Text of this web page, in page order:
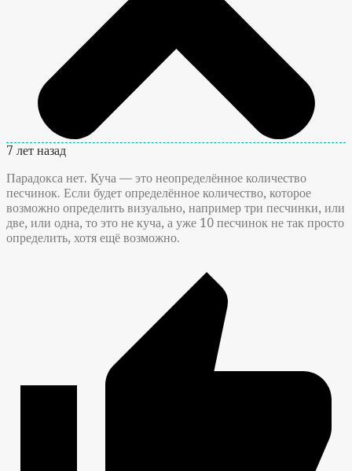
7 лет назад
Парадокса нет. Куча — это неопределённое количество
песчинок. Если будет определённое количество, которое
возможно определить визуально, например три песчинки, или
две, или одна, то это не куча, а уже 10 песчинок не так просто
определить, хотя ещё возможно.